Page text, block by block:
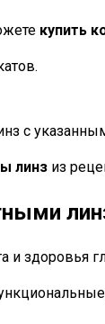
купить
с
линз из
здоровья